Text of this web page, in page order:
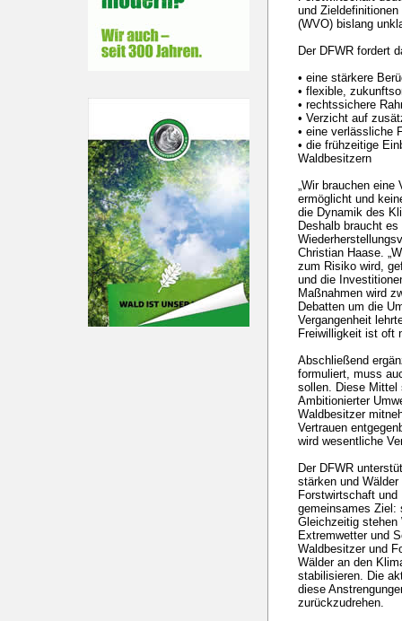
und
(WVO) bislang
Der DFWR fordert
• eine stärkere
• flexible,
• rechtssichere
• Verzicht auf
• eine verlässliche
• die frühzeitige
Waldbesitzern
„Wir brauchen
ermöglicht und
die Dynamik des
Deshalb braucht
Christian Haase.
zum Risiko wird,
und die
Maßnahmen wird
Debatten um die
Vergangenheit
Freiwilligkeit ist oft
Abschließend
formuliert, muss
sollen. Diese Mittel
Ambitionierter
Waldbesitzer
Vertrauen
wird wesentliche
Der DFWR
stärken und
Forstwirtschaft und
gemeinsames Ziel:
Gleichzeitig stehen
Extremwetter und
Waldbesitzer und
Wälder an den
stabilisieren. Die
diese
zurückzudrehen.